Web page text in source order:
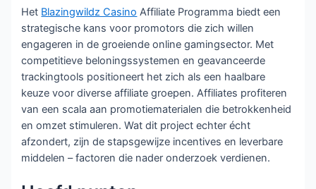
Het Blazingwildz Casino Affiliate Programma biedt een
strategische kans voor promotors die zich willen
engageren in de groeiende online gamingsector. Met
competitieve beloningssystemen en geavanceerde
trackingtools positioneert het zich als een haalbare
keuze voor diverse affiliate groepen. Affiliates profiteren
van een scala aan promotiematerialen die betrokkenheid
en omzet stimuleren. Wat dit project echter écht
afzondert, zijn de stapsgewijze incentives en leverbare
middelen – factoren die nader onderzoek verdienen.